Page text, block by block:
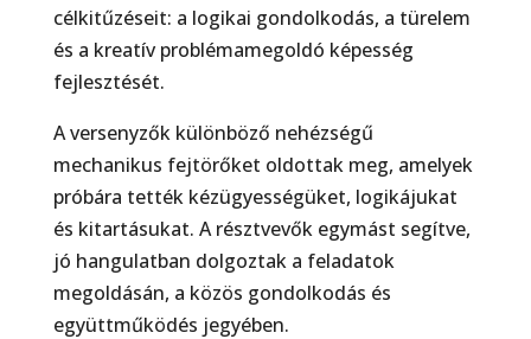
célkitűzéseit: a logikai gondolkodás, a türelem
és a kreatív problémamegoldó képesség
fejlesztését.
A versenyzők különböző nehézségű
mechanikus fejtörőket oldottak meg, amelyek
próbára tették kézügyességüket, logikájukat
és kitartásukat. A résztvevők egymást segítve,
jó hangulatban dolgoztak a feladatok
megoldásán, a közös gondolkodás és
együttműködés jegyében.